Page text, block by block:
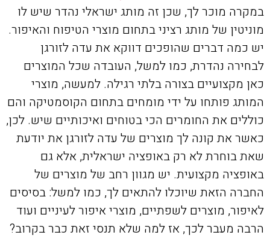
במקרה מוכר לך, שכן זה מותג ישראלי נהדר שיש לו
מוניטין של מותג רציני בתחום מוצרי הטיפוח והאיפור.
יש כמה דברים שהופכים דווקא את עדה לזורגן
לבחירה נהדרת, כמו למשל, העובדה שכל המוצרים
כאן מקצועיים בצורה בלתי רגילה. למעשה, מוצרי
המותג פותחו על ידי מומחים בתחום הקוסמטיקה והם
כוללים את החומרים הכי בטוחים ואיכותיים שיש. לכן,
כאשר את קונה לך מוצרים של עדה לזורגן את יודעת
שאת בוחרת לא רק באופציה ישראלית, אלא גם
באופציה מקצועית. יש מגוון רחב של מוצרים של
החברה הזאת שיוכלו להתאים לך, כמו למשל: בסיסים
לאיפור, מוצרים לשפתיים, מוצרי איפור לעיניים ועוד
הרבה מעבר לכך, אז למה שלא תנסי זאת כבר בקרוב?